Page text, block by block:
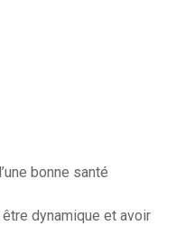
bonne santé
dynamique et avoir